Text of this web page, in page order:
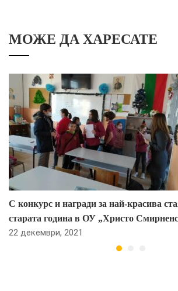
МОЖЕ ДА ХАРЕСАТЕ
С конкурс и награди за най-красива
старата година в ОУ „Христо
22 декември, 2021